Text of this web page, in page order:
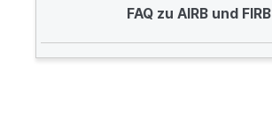
FAQ zu AIRB und FIRB